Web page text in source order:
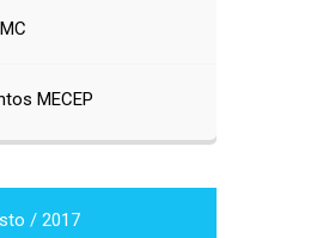
MECEP
/ 2017